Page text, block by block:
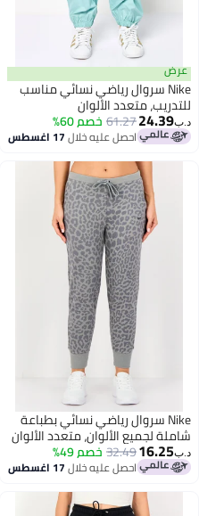
Nike سروال رياضي نسائي مناسب
متعدد الألوان
24.39
61.27خصم 60%
احصل عليه خلال17 اغسطس
Nike سروال رياضي نسائي بطباعة
لجميع الألوان، متعدد الألوان
16.25
32.49خصم 49%
احصل عليه خلال17 اغسطس